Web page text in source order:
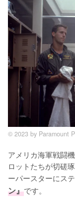
© 2023 by Paramount
アメリカ海軍戦闘
ロットたちが切磋
ーパースターにス
ン』です。